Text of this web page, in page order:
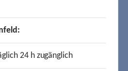
24 h zugänglich